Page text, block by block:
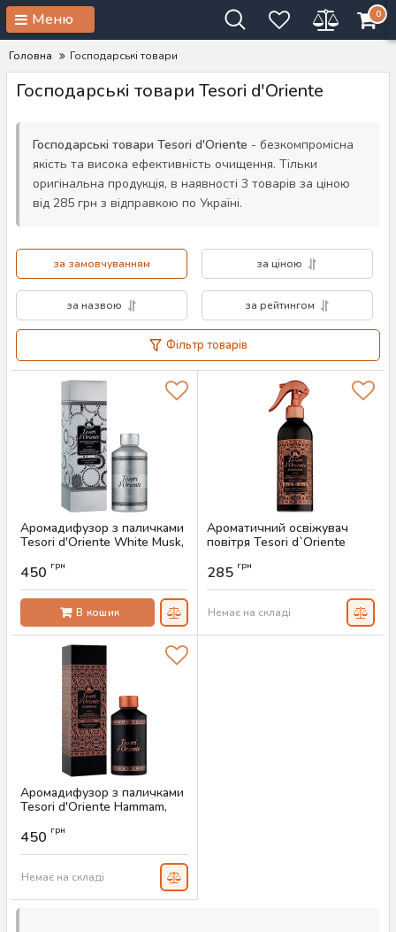
Меню 0
Головна Господарські товари
Господарські товари Tesori d'Oriente
Господарські товари Tesori d'Oriente - безкомпромісна
якість та висока ефективність очищення. Тільки
оригінальна продукція, в наявності 3 товарів за ціною
від 285 грн з відправкою по Україні.
за замовчуванням за ціною
за назвою за рейтингом
Фільтр товарів
Аромадифузор з паличками
Tesori d'Oriente White Musk,
Артикул:
450 грн
В кошик
Ароматичний освіжувач
повітря Tesori d`Oriente
Артикул:
285 грн
Немає на складі
Аромадифузор з паличками
Tesori d'Oriente Hammam,
Артикул:
450 грн
Немає на складі